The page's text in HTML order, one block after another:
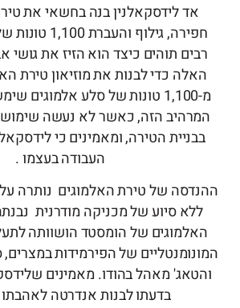
אד לידסקאלנין בנה בחשאי את
חפירה, גילוף
רבים תוהים כיצד הוא הזיז את גושי
האלה כדי לבנות את מוזיאון טירת
מ-1,100 טונות של סלע אלמוגים
המרהיב הזה, כאשר לא נעשה שימוש
בבניית הטירה, ומאמינים כי
העבודה בעצמו .
ההנדסה של טירת האלמוגים נותרה
ללא סיוע של מכניקה מודרנית
האלמוגים של הומסטד הושוותה
המונומנטליים של הפירמידות במצרים,
והטאג' מאהל בהודו. מאמינים
בדעתו לבנות אנדרטה